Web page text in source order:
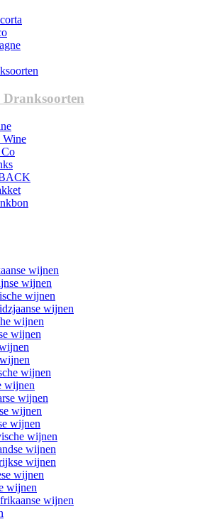
Dranksoorten
Wine
wijnen
wijnen
wijnen
wijnen
wijnen
wijnen
wijnen
wijnen
wijnen
wijnen
wijnen
wijnen
wijnen
wijnen
wijnen
wijnen
wijnen